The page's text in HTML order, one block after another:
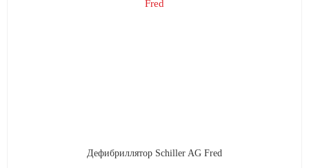
Дефибриллятор Schiller AG Fred